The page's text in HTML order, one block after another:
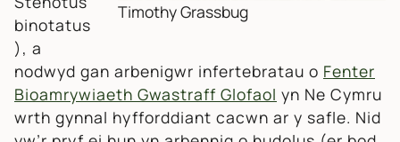
Timothy Grassbug
binotatus
), a
nodwyd gan arbenigwr infertebratau o Fenter
Bioamrywiaeth Gwastraff Glofaol yn Ne Cymru
wrth gynnal hyfforddiant cacwn ar y safle. Nid